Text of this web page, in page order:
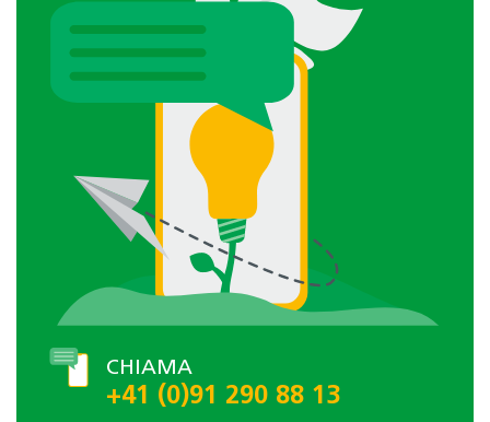
CHIAMA
+41 (0)91 290 88 13